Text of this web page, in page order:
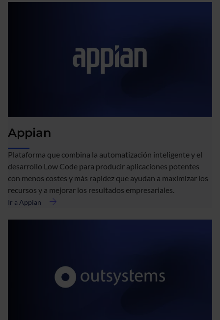
Appian
Plataforma que combina la automatización inteligente y el
desarrollo Low Code para producir aplicaciones potentes
con menos costes y más rapidez que ayudan a maximizar los
recursos y a mejorar los resultados empresariales.
Ir a Appian
acerca